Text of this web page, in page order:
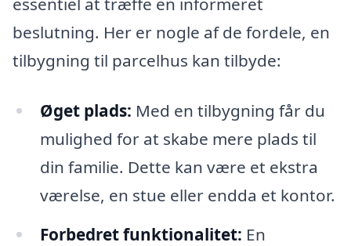
beslutning. Her er nogle af de fordele, en
tilbygning til parcelhus kan tilbyde:
Øget plads: Med en tilbygning får du
mulighed for at skabe mere plads til
din familie. Dette kan være et ekstra
værelse, en stue eller endda et kontor.
Forbedret funktionalitet: En